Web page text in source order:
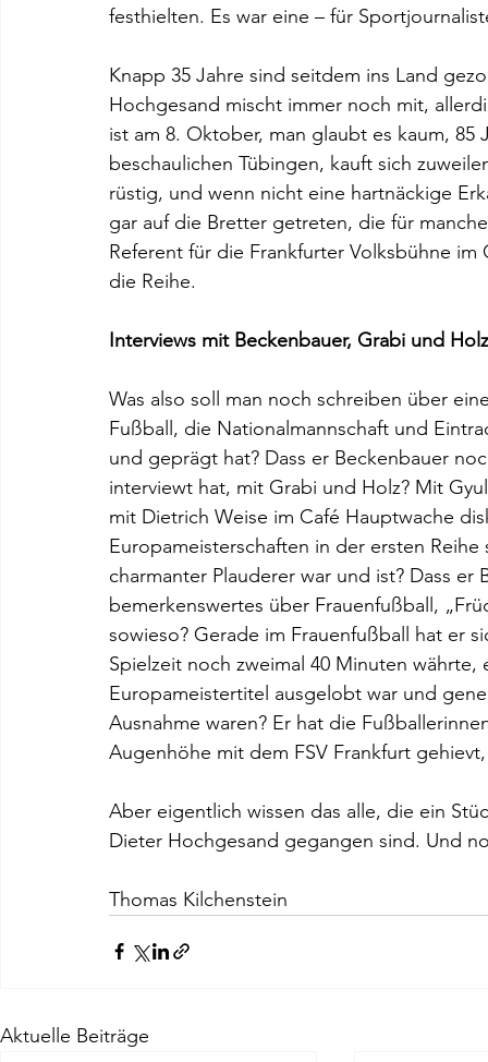
festhielten. Es war eine – für
Knapp 35 Jahre sind seitdem ins Land
Hochgesand mischt immer noch mit,
ist am 8. Oktober, man glaubt es kaum,
beschaulichen Tübingen, kauft sich
rüstig, und wenn nicht eine hartnäckige
gar auf die Bretter getreten, die für
Referent für die Frankfurter Volksbühne
die Reihe.
Interviews mit Beckenbauer, Grabi und
Was also soll man noch schreiben über
Fußball, die Nationalmannschaft und
und geprägt hat? Dass er Beckenbauer
interviewt hat, mit Grabi und Holz? Mit
mit Dietrich Weise im Café Hauptwache
Europameisterschaften in der ersten
charmanter Plauderer war und ist? Dass
bemerkenswertes über Frauenfußball,
sowieso? Gerade im Frauenfußball hat er
Spielzeit noch zweimal 40 Minuten währte,
Europameistertitel ausgelobt war und
Ausnahme waren? Er hat die
Augenhöhe mit dem FSV Frankfurt
Aber eigentlich wissen das alle, die ein
Dieter Hochgesand gegangen sind. Und
Thomas Kilchenstein
Aktuelle Beiträge